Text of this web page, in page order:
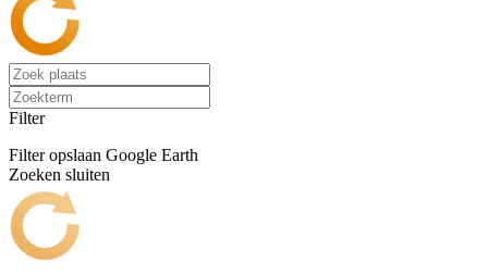
Filter
Filter opslaan Google Earth
Zoeken sluiten